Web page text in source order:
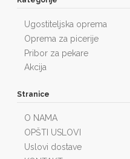
Ugostiteljska oprema
Oprema za picerije
Pribor za pekare
Akcija
Stranice
O NAMA
OPŠTI USLOVI
Uslovi dostave